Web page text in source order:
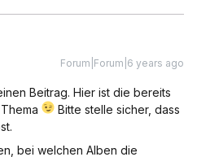
Forum|Forum|6 years ago
Beitrag. Hier ist die bereits
Bitte stelle sicher, dass
bei welchen Alben die